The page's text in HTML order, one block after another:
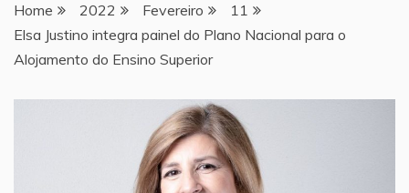
Home 2022 Fevereiro
11
Elsa Justino integra painel do Plano Nacional para o
Alojamento do Ensino Superior